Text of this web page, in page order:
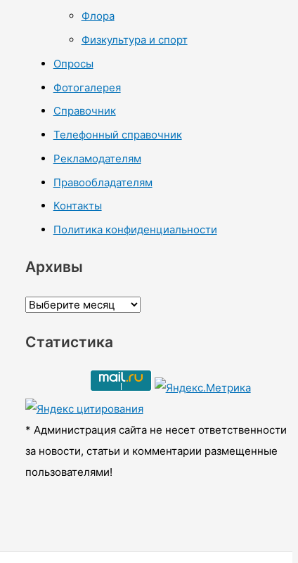
Флора
Физкультура и спорт
Опросы
Фотогалерея
Справочник
Телефонный справочник
Рекламодателям
Правообладателям
Контакты
Политика конфиденциальности
Архивы
А
х
ы
Статистика
* Администрация сайта не несет ответственности
за новости, статьи и комментарии размещенные
пользователями!